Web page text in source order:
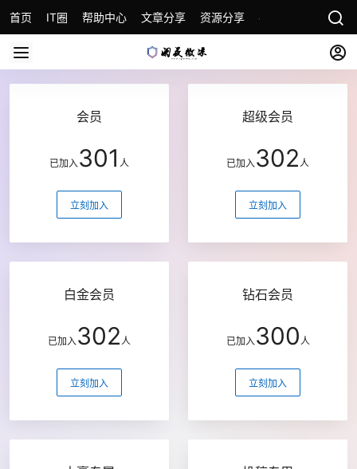
首页 IT圈 帮助中心 文章分享 资源分享 各种教程 关于本
会员
已加入301 人
立刻加入
超级会员
已加入302人
立刻加入
白金会员
已加入302人
立刻加入
钻石会员
已加入300人
立刻加入